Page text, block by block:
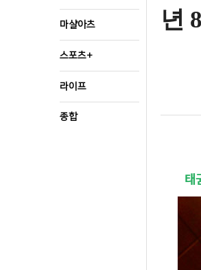
마샬아츠
스포츠+
라이프
종합
년
태